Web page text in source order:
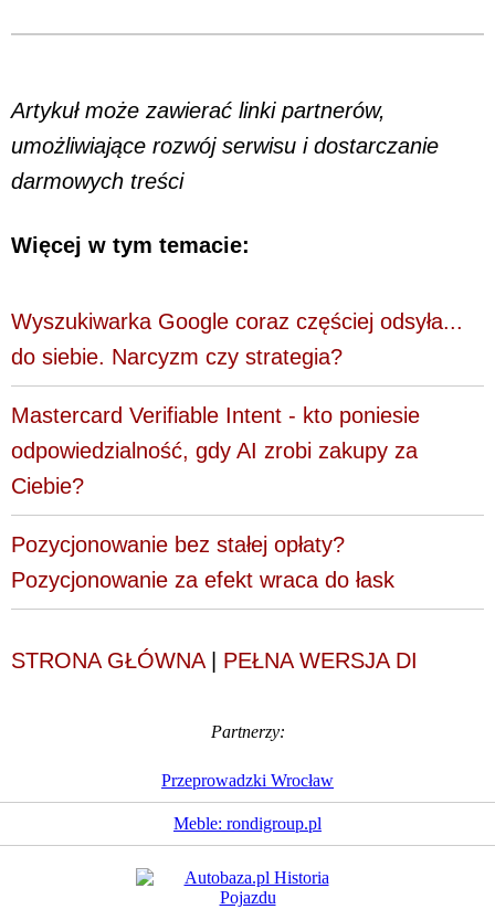
Artykuł może zawierać linki partnerów,
umożliwiające rozwój serwisu i dostarczanie
darmowych treści
Więcej w tym temacie:
Wyszukiwarka Google coraz częściej odsyła...
do siebie. Narcyzm czy strategia?
Mastercard Verifiable Intent - kto poniesie
odpowiedzialność, gdy AI zrobi zakupy za
Ciebie?
Pozycjonowanie bez stałej opłaty?
Pozycjonowanie za efekt wraca do łask
STRONA GŁÓWNA| PEŁNA WERSJA DI
Partnerzy:
Przeprowadzki Wrocław
Meble: rondigroup.pl